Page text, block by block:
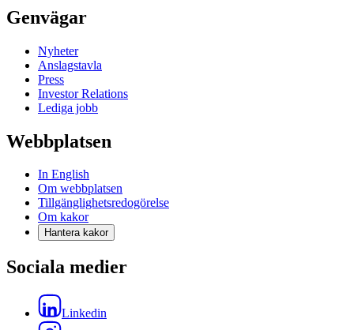
Genvägar
Nyheter
Anslagstavla
Press
Investor Relations
Lediga jobb
Webbplatsen
In English
Om webbplatsen
Tillgänglighetsredogörelse
Om kakor
Hantera kakor
Sociala medier
Linkedin